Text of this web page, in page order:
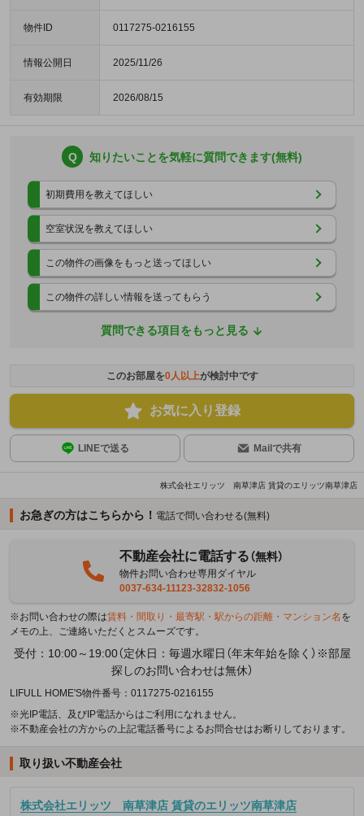
物件ID 0117275-0216155
情報公開日 2025/11/26
有効期限 2026/08/15
Q 知りたいことを気軽に質問できます(無料)
初期費用を教えてほしい
空室状況を教えてほしい
この物件の画像をもっと送ってほしい
この物件の詳しい情報を送ってもらう
質問できる項目をもっと見る
このお部屋を0人以上が検討中です
お気に入り登録
LINEで送る Mailで共有
株式会社エリッツ 南草津店 賃貸のエリッツ南草津店
お急ぎの方はこちらから！ 電話で問い合わせる(無料)
不動産会社に電話する（無料）
物件お問い合わせ専用ダイヤル
0037-634-11123-32832-1056
※お問い合わせの際は賃料・間取り・最寄駅・駅からの距離・マンション名 を
メモの上、ご連絡いただくとスムーズです。
受付：10:00～19:00（定休日：毎週水曜日（年末年始を除く）※部屋
探しのお問い合わせは無休）
LIFULL HOME'S物件番号：0117275-0216155
※光IP電話、及びIP電話からはご利用になれません。
※不動産会社の方からの上記電話番号によるお問合せはお断りしております。
取り扱い不動産会社
株式会社エリッツ 南草津店 賃貸のエリッツ南草津店